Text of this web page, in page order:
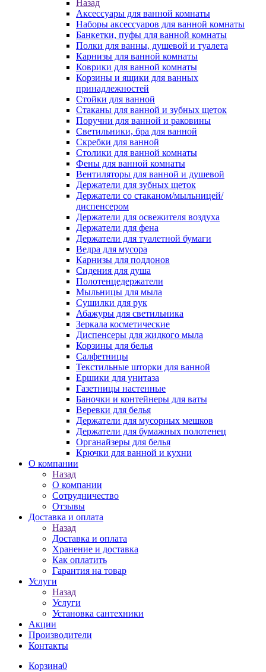
Назад
Аксессуары для ванной комнаты
Наборы аксессуаров для ванной комнаты
Банкетки, пуфы для ванной комнаты
Полки для ванны, душевой и туалета
Карнизы для ванной комнаты
Коврики для ванной комнаты
Корзины и ящики для ванных
принадлежностей
Стойки для ванной
Стаканы для ванной и зубных щеток
Поручни для ванной и раковины
Светильники, бра для ванной
Скребки для ванной
Столики для ванной комнаты
Фены для ванной комнаты
Вентиляторы для ванной и душевой
Держатели для зубных щеток
Держатели со стаканом/мыльницей/
диспенсером
Держатели для освежителя воздуха
Держатели для фена
Держатели для туалетной бумаги
Ведра для мусора
Карнизы для поддонов
Сидения для душа
Полотенцедержатели
Мыльницы для мыла
Сушилки для рук
Абажуры для светильника
Зеркала косметические
Диспенсеры для жидкого мыла
Корзины для белья
Салфетницы
Текстильные шторки для ванной
Ершики для унитаза
Газетницы настенные
Баночки и контейнеры для ваты
Веревки для белья
Держатели для мусорных мешков
Держатели для бумажных полотенец
Органайзеры для белья
Крючки для ванной и кухни
О компании
Назад
О компании
Сотрудничество
Отзывы
Доставка и оплата
Назад
Доставка и оплата
Хранение и доставка
Как оплатить
Гарантия на товар
Услуги
Назад
Услуги
Установка сантехники
Акции
Производители
Контакты
Корзина0